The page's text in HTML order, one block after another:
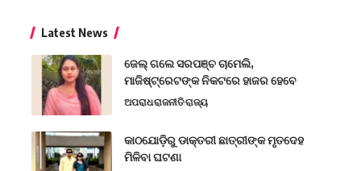
Latest News
ଜେଲ୍ ଗଲେ ସରପଞ୍ଚ ଚାମେଲି,
ମାଜିଷ୍ଟ୍ରେଟଙ୍କ ନିକଟରେ ହାଜର ହେବେ
ଅପରାଧରାଜନୀତିରାଜ୍ୟ
କାଠଯୋଡ଼ିରୁ ଡାକ୍ତରୀ ଛାତ୍ରୀଙ୍କ ମୃତଦେହ
ମିଳିବା ଘଟଣା